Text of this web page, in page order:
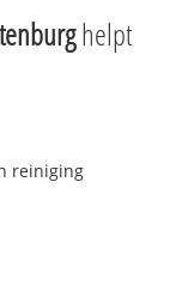
helpt
reiniging